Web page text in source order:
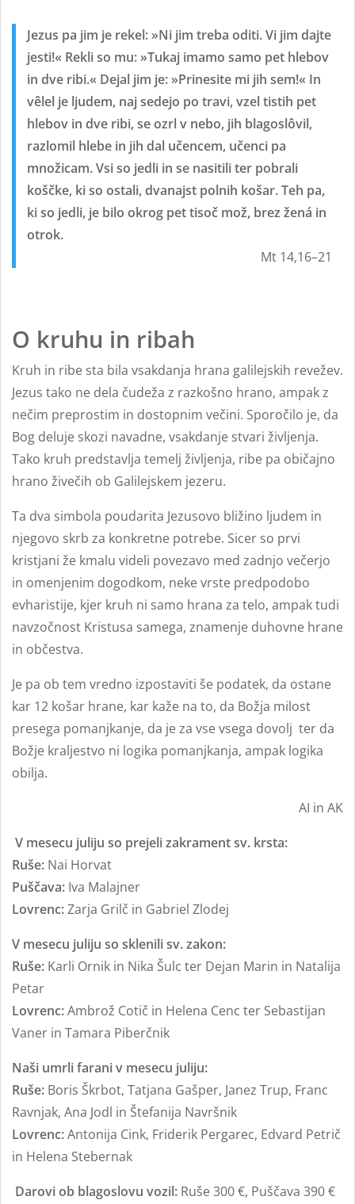
Jezus pa jim je rekel: »Ni jim treba oditi. Vi jim dajte
jesti!« Rekli so mu: »Tukaj imamo samo pet hlebov
in dve ribi.« Dejal jim je: »Prinesite mi jih sem!« In
vêlel je ljudem, naj sedejo po travi, vzel tistih pet
hlebov in dve ribi, se ozrl v nebo, jih blagoslôvil,
razlomil hlebe in jih dal učencem, učenci pa
množicam. Vsi so jedli in se nasitili ter pobrali
koščke, ki so ostali, dvanajst polnih košar. Teh pa,
ki so jedli, je bilo okrog pet tisoč mož, brez žená in
otrok.
Mt 14,16–21
O kruhu in ribah
Kruh in ribe sta bila vsakdanja hrana galilejskih revežev.
Jezus tako ne dela čudeža z razkošno hrano, ampak z
nečim preprostim in dostopnim večini. Sporočilo je, da
Bog deluje skozi navadne, vsakdanje stvari življenja.
Tako kruh predstavlja temelj življenja, ribe pa običajno
hrano živečih ob Galilejskem jezeru.
Ta dva simbola poudarita Jezusovo bližino ljudem in
njegovo skrb za konkretne potrebe. Sicer so prvi
kristjani že kmalu videli povezavo med zadnjo večerjo
in omenjenim dogodkom, neke vrste predpodobo
evharistije, kjer kruh ni samo hrana za telo, ampak tudi
navzočnost Kristusa samega, znamenje duhovne hrane
in občestva.
Je pa ob tem vredno izpostaviti še podatek, da ostane
kar 12 košar hrane, kar kaže na to, da Božja milost
presega pomanjkanje, da je za vse vsega dovolj ter da
Božje kraljestvo ni logika pomanjkanja, ampak logika
obilja.
AI in AK
V mesecu juliju so prejeli zakrament sv. krsta:
Ruše: Nai Horvat
Puščava: Iva Malajner
Lovrenc:Zarja Grilč in Gabriel Zlodej
V mesecu juliju so sklenili sv. zakon:
Ruše: Karli Ornik in Nika Šulc ter Dejan Marin in Natalija
Petar
Lovrenc:Ambrož Cotič in Helena Cenc ter Sebastijan
Vaner in Tamara Piberčnik
Naši umrli farani v mesecu juliju:
Ruše: Boris Škrbot, Tatjana Gašper, Janez Trup, Franc
Ravnjak, Ana Jodl in Štefanija Navršnik
Lovrenc:Antonija Cink, Friderik Pergarec, Edvard Petrič
in Helena Stebernak
Darovi ob blagoslovu vozil: Ruše 300 €, Puščava 390 €